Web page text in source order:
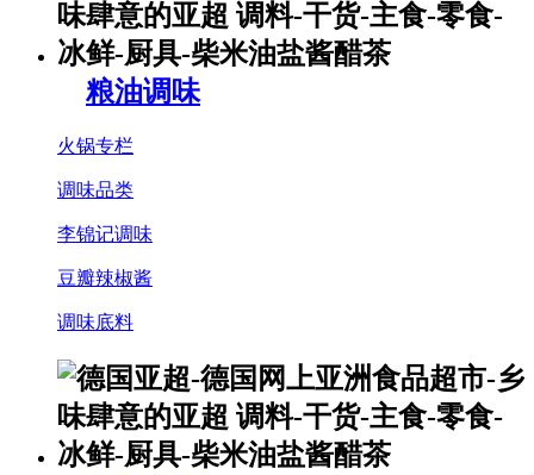
粮油调味
火锅专栏
调味品类
李锦记调味
豆瓣辣椒酱
调味底料